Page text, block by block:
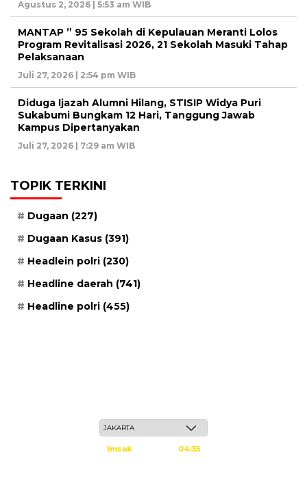
Agustus 2, 2026 | 5:53 am WIB
MANTAP ” 95 Sekolah di Kepulauan Meranti Lolos
Program Revitalisasi 2026, 21 Sekolah Masuki Tahap
Pelaksanaan
Juli 27, 2026 | 2:54 pm WIB
Diduga Ijazah Alumni Hilang, STISIP Widya Puri
Sukabumi Bungkam 12 Hari, Tanggung Jawab
Kampus Dipertanyakan
Juli 27, 2026 | 7:29 am WIB
TOPIK TERKINI
Dugaan (227)
Dugaan Kasus (391)
Headlein polri (230)
Headline daerah (741)
Headline polri (455)
Imsak 04:35